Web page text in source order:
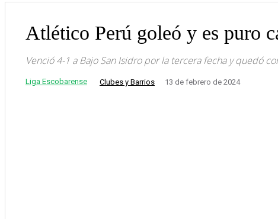
Atlético Perú goleó y es puro
Venció 4-1 a Bajo San Isidro por la tercera fecha y quedó
Liga Escobarense Clubes y Barrios 13 de febrero de 2024